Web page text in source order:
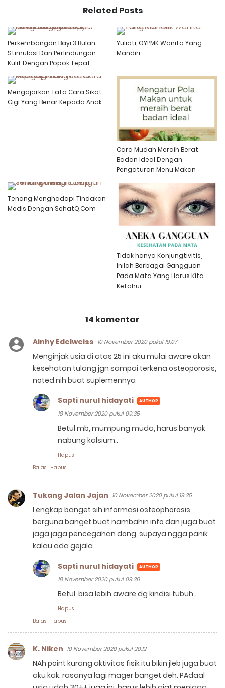
Related Posts
Perkembangan Bayi 3 Bulan:
Stimulasi Dan Perlindungan
Kulit Dengan Popok Tepat
Yuliati, OYPMK Wanita Yang
Mandiri
Mengajarkan Tata Cara Sikat
Gigi Yang Benar Kepada Anak
Cara Mudah Meraih Berat
Badan Ideal Dengan
Pengaturan Menu Makan
Tenang Menghadapi Tindakan
Medis Dengan SehatQ.Com
Tidak hanya Konjungtivitis,
Inilah Berbagai Gangguan
Pada Mata Yang Harus Kita
Ketahui
14 komentar
Ainhy Edelweiss 10 November 2020 pukul 19.07
Menginjak usia di atas 25 ini aku mulai aware akan
kesehatan tulang jgn sampai terkena osteoporosis,
noted nih buat suplemennya
Balas Hapus
Sapti nurul hidayati
18 November 2020 pukul 09.35
Betul mb, mumpung muda, harus banyak
nabung kalsium..
Hapus
Tukang Jalan Jajan 10 November 2020 pukul 19.35
Lengkap banget sih informasi osteophorosis,
berguna banget buat nambahin info dan juga buat
jaga jaga pencegahan dong, supaya ngga panik
kalau ada gejala
Balas Hapus
Sapti nurul hidayati
18 November 2020 pukul 09.36
Betul, bisa lebih aware dg kindisi tubuh..
Hapus
K. Niken 10 November 2020 pukul 20.12
NAh point kurang aktivitas fisik itu bikin jleb juga buat
aku kak. rasanya lagi mager banget deh. PAdaal